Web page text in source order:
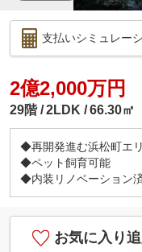
支払いシミュレー
2億2,000万円
29階 2LDK 66.30㎡
◆再開発進む浜松町エ
◆ペット飼育可能
◆内装リノベーション
お気に入り